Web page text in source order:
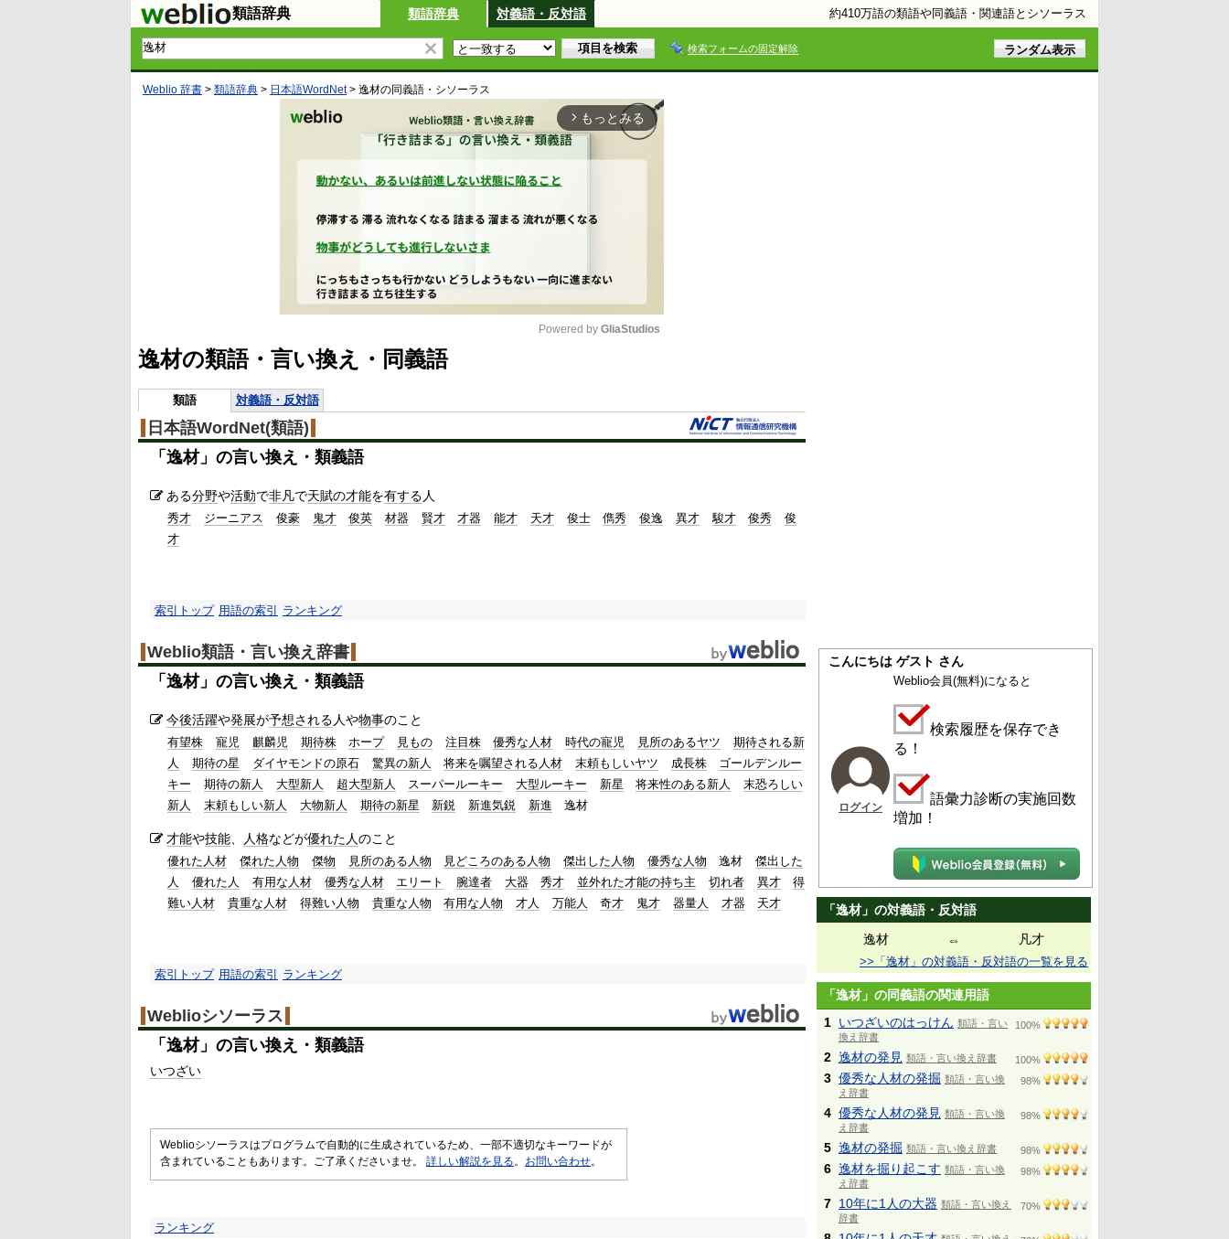
類語辞典 類語辞典 対義語・反対語 約410万語の類語や同義語・関連語とシソーラス
検索フォームの固定解除
Weblio 辞書 > 類語辞典 > 日本語WordNet> 逸材の同義語・シソーラス
arrow_forward_ios もっとみる
Powered by GliaStudios
逸材の類語・言い換え・同義語
類語 対義語・反対語
日本語WordNet(類語)
「 逸材」の言い換え・類義語
ある分野や活動で非凡で天賦の才能を有する人
秀才 ジーニアス 俊豪 鬼才 俊英 材器 賢才 才器 能才 天才 俊士 儁秀 俊逸 異才 駿才 俊秀
俊
才
索引トップ 用語の索引 ランキング
Weblio類語・言い換え辞書
「 逸材」の言い換え・類義語
今後活躍や発展が予想される人や物事のこと
有望株 寵児 麒麟児 期待株 ホープ 見もの 注目株 優秀な人材 時代の寵児 見所のあるヤツ
期待される新
人
期待の星 ダイヤモンドの原石 驚異の新人 将来を嘱望される人材 末頼もしいヤツ 成長株
ゴールデンルー
キー
期待の新人 大型新人 超大型新人 スーパールーキー 大型ルーキー 新星 将来性のある新人
末恐ろしい
新人
末頼もしい新人 大物新人 期待の新星 新鋭 新進気鋭 新進 逸材
才能や技能、 人格などが優れた人のこと
優れた人材 傑れた人物 傑物 見所のある人物 見どころのある人物 傑出した人物 優秀な人物 逸材
傑出した
人
優れた人 有用な人材 優秀な人材 エリート 腕達者 大器 秀才 並外れた才能の持ち主 切れ者 異才
得
難い人材
貴重な人材 得難い人物 貴重な人物 有用な人物 才人 万能人 奇才 鬼才 器量人 才器 天才
索引トップ 用語の索引 ランキング
Weblioシソーラス
「 逸材」の言い換え・類義語
いつざい
Weblioシソーラスはプログラムで自動的に生成されているため、一部不適切なキーワードが
含まれていることもあります。ご了承くださいませ。 詳しい解説を見る 。 お問い合わせ。
ランキング
こんにちは ゲスト さん
ログイン
Weblio会員(無料)になると
検索履歴を保存でき
る！
語彙力診断の実施回数
増加！
「逸材」の対義語・反対語
逸材
⇔ 凡才
>>「逸材」の対義語・反対語の一覧を見る
「逸材」の同義語の関連用語
1 いつざいのはっけん 類語・言い
換え辞書
100%
2 逸材の発見 類語・言い換え辞書 100%
3 優秀な人材の発掘 類語・言い換
え辞書
98%
4 優秀な人材の発見 類語・言い換
え辞書
98%
5 逸材の発掘 類語・言い換え辞書 98%
6 逸材を掘り起こす 類語・言い換
え辞書
98%
7 10年に1人の大器 類語・言い換え
辞書
70%